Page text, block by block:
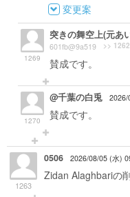
変更案
1269
突きの舞空上(元あ
601fb@9a519
>> 1262
賛成です。
1270
@千葉の白兎 2026/
賛成です。
1263
0506 2026/08/05 (水)
Zidan Alaghbariの